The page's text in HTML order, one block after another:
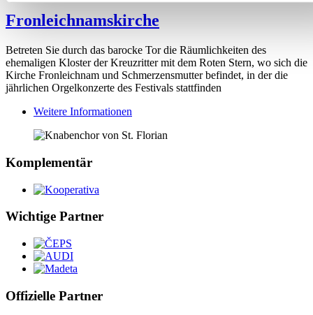
Fronleichnamskirche
Betreten Sie durch das barocke Tor die Räumlichkeiten des
ehemaligen Kloster der Kreuzritter mit dem Roten Stern, wo sich die
Kirche Fronleichnam und Schmerzensmutter befindet, in der die
jährlichen Orgelkonzerte des Festivals stattfinden
Weitere Informationen
Komplementär
Wichtige Partner
Offizielle Partner